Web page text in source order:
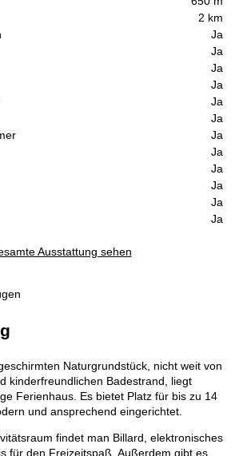
2 km
Ja
Ja
Ja
Ja
Ja
Ja
Ja
Ja
Ja
Ja
Ja
Ja
Ausstattung sehen
Naturgrundstück, nicht weit von
kinderfreundlichen Badestrand, liegt
Ferienhaus. Es bietet Platz für bis zu 14
und ansprechend eingerichtet.
findet man Billard, elektronisches
für den Freizeitspaß. Außerdem gibt es